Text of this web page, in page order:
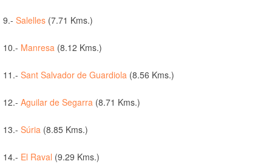
9.- Salelles (7.71 Kms.)
10.- Manresa (8.12 Kms.)
11.- Sant Salvador de Guardiola (8.56 Kms.)
12.- Aguilar de Segarra (8.71 Kms.)
13.- Súria (8.85 Kms.)
14.- El Raval (9.29 Kms.)